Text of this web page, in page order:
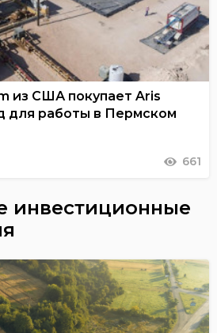
из США покупает Aris
для работы в Пермском
661
инвестиционные